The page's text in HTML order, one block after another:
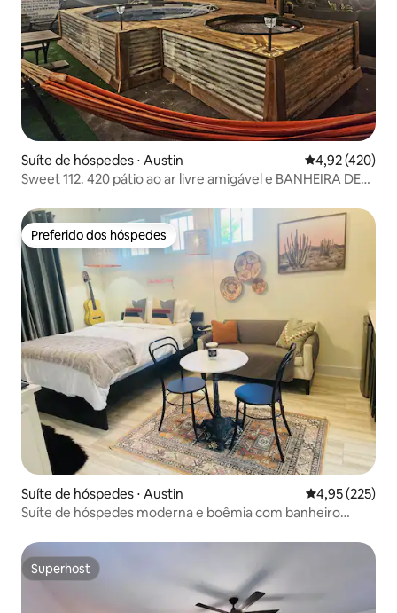
Suíte de hóspedes ⋅ Austin 4,92 de uma
4,92 (420)
Sweet 112. 420 pátio ao ar livre amigável e BANHEIRA DE
Preferido dos hóspedes
Preferido dos hóspedes
Suíte de hóspedes ⋅ Austin 4,95 de uma
4,95 (225)
Suíte de hóspedes moderna e boêmia com banheiro
Superhost
Superhost